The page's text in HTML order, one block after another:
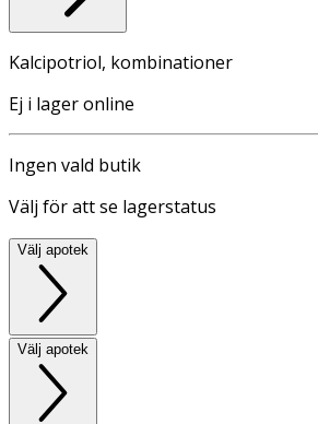
Kalcipotriol, kombinationer
Ej i lager online
Ingen vald butik
Välj för att se lagerstatus
Välj apotek
Välj apotek